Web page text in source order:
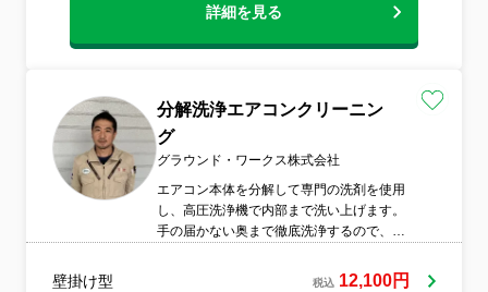
詳細を見る
分解洗浄エアコンクリーニン
グ
グラウンド・ワークス株式会社
エアコン本体を分解して専門の洗剤を使用
し、高圧洗浄機で内部まで洗い上げます。
手の届かない奥まで徹底洗浄するので、ニ
分までキレイにします。洗浄後は、効きが
壁掛け型 税込 12,100円